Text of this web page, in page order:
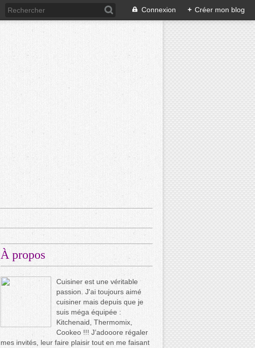
Connexion + Créer mon blog
À propos
Cuisiner est une véritable
passion. J'ai toujours aimé
cuisiner mais depuis que je
suis méga équipée :
Kitchenaid, Thermomix,
Cookeo !!! J’adooore régaler
mes invités, leur faire plaisir tout en me faisant